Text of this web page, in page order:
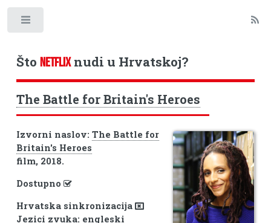
Što NETFLIXnudi u Hrvatskoj?
The Battle for Britain's Heroes
Izvorni naslov: The Battle for
Britain's Heroes
film, 2018.
Dostupno
Hrvatska sinkronizacija
Jezici zvuka: engleski